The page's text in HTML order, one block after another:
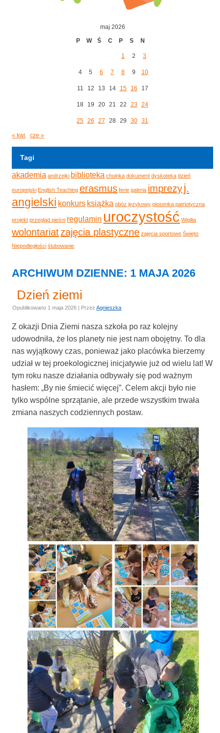
maj 2026
P
W Ś C P S N
1 2 3
4 5 6 7 8 9 10
11 12 13 14 15 16 17
18 19 20 21 22 23 24
25 26 27 28 29 30 31
« kwi cze »
Tagi
akademia andrzejki biblioteka choinka dokument dyskoteka dzień
europejski English Teaching erasmus ferie galeria imprezyj.
angielski konkurs książka obóz językowy piosenka patriotyczna
projekt przegląd pieśni regulamin uroczystość Wigilia
wolontariatzajęcia plastyczne zajęcia sportowe Święto
Niepodległości ślubowanie
ARCHIWUM DZIENNE: 1 MAJA 2026
Dzień ziemi
Opublikowano 1 maja 2026 | Przez Agnieszka
Z okazji Dnia Ziemi nasza szkoła po raz kolejny
udowodniła, że los planety nie jest nam obojętny. To dla
nas wyjątkowy czas, ponieważ jako placówka bierzemy
udział w tej proekologicznej inicjatywie już od wielu lat! W
tym roku nasze działania odbywały się pod ważnym
hasłem: „By nie śmiecić więcej”. Celem akcji było nie
tylko wspólne sprzątanie, ale przede wszystkim trwała
zmiana naszych codziennych postaw.